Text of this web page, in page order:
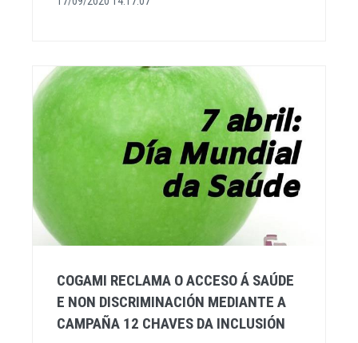
COGAMI RECLAMA O ACCESO Á SAÚDE
E NON DISCRIMINACIÓN MEDIANTE A
CAMPAÑA 12 CHAVES DA INCLUSIÓN